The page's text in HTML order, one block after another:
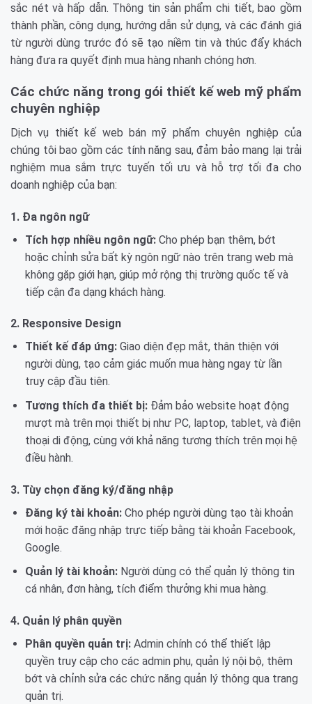
sắc nét và hấp dẫn. Thông tin sản phẩm chi tiết, bao gồm
thành phần, công dụng, hướng dẫn sử dụng, và các đánh giá
từ người dùng trước đó sẽ tạo niềm tin và thúc đẩy khách
hàng đưa ra quyết định mua hàng nhanh chóng hơn.
Các chức năng trong gói thiết kế web mỹ phẩm
chuyên nghiệp
Dịch vụ thiết kế web bán mỹ phẩm chuyên nghiệp của
chúng tôi bao gồm các tính năng sau, đảm bảo mang lại trải
nghiệm mua sắm trực tuyến tối ưu và hỗ trợ tối đa cho
doanh nghiệp của bạn:
1. Đa ngôn ngữ
Tích hợp nhiều ngôn ngữ:Cho phép bạn thêm, bớt
hoặc chỉnh sửa bất kỳ ngôn ngữ nào trên trang web mà
không gặp giới hạn, giúp mở rộng thị trường quốc tế và
tiếp cận đa dạng khách hàng.
2. Responsive Design
Thiết kế đáp ứng:Giao diện đẹp mắt, thân thiện với
người dùng, tạo cảm giác muốn mua hàng ngay từ lần
truy cập đầu tiên.
Tương thích đa thiết bị:Đảm bảo website hoạt động
mượt mà trên mọi thiết bị như PC, laptop, tablet, và điện
thoại di động, cùng với khả năng tương thích trên mọi hệ
điều hành.
3. Tùy chọn đăng ký/đăng nhập
Đăng ký tài khoản:Cho phép người dùng tạo tài khoản
mới hoặc đăng nhập trực tiếp bằng tài khoản Facebook,
Google.
Quản lý tài khoản:Người dùng có thể quản lý thông tin
cá nhân, đơn hàng, tích điểm thưởng khi mua hàng.
4. Quản lý phân quyền
Phân quyền quản trị:Admin chính có thể thiết lập
quyền truy cập cho các admin phụ, quản lý nội bộ, thêm
bớt và chỉnh sửa các chức năng quản lý thông qua trang
quản trị.